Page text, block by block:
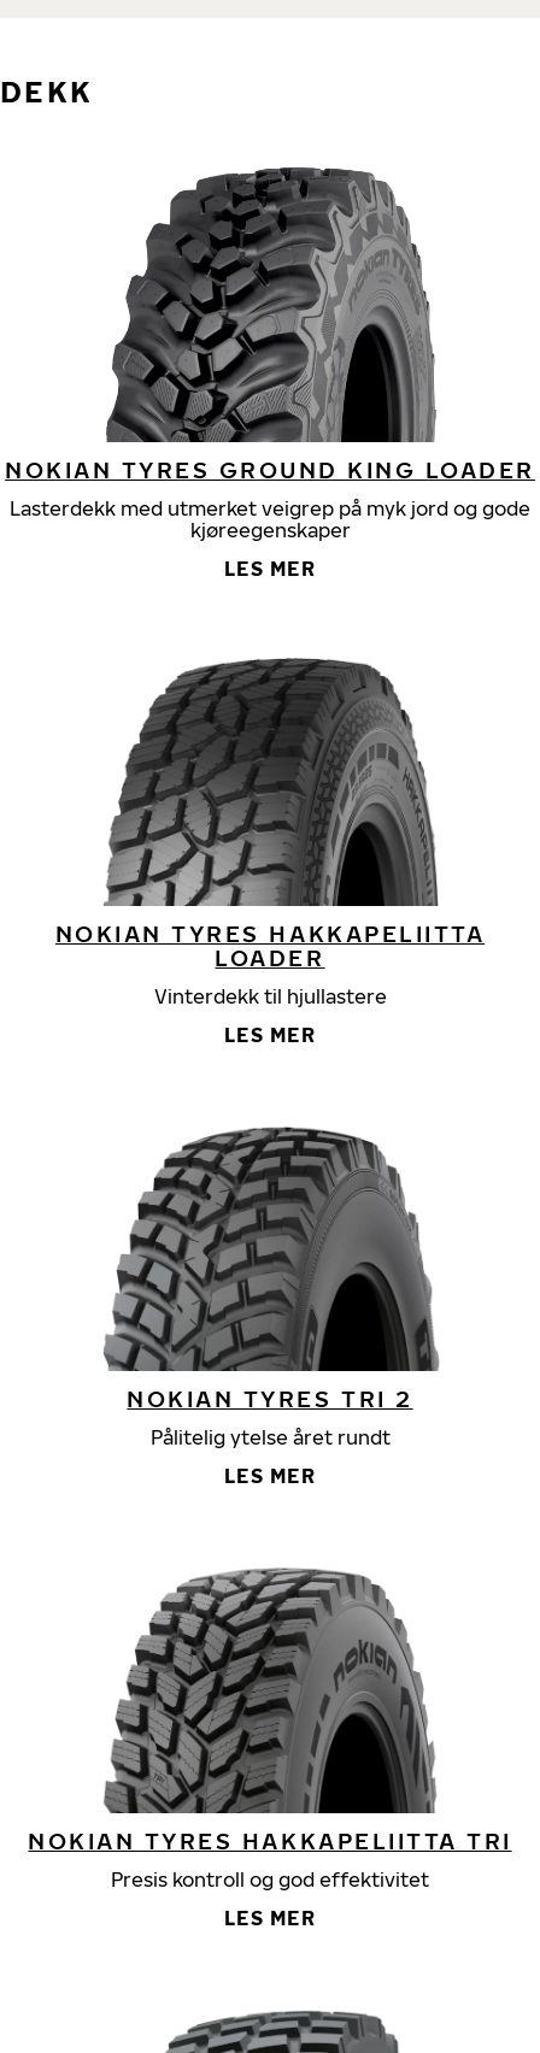
DEKK
NOKIAN TYRES GROUND KING LOADER
Lasterdekk med utmerket veigrep på myk jord og gode
kjøreegenskaper
LES MER
NOKIAN TYRES HAKKAPELIITTA
LOADER
Vinterdekk til hjullastere
LES MER
NOKIAN TYRES TRI 2
Pålitelig ytelse året rundt
LES MER
NOKIAN TYRES HAKKAPELIITTA TRI
Presis kontroll og god effektivitet
LES MER